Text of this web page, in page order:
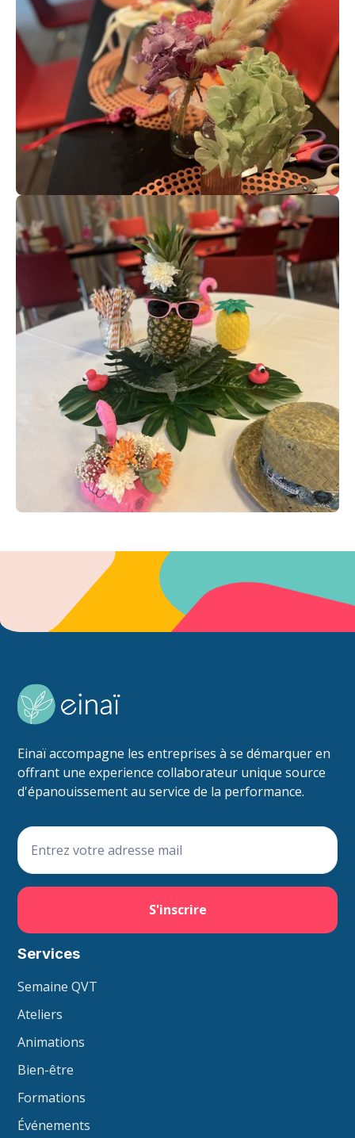
Einaï accompagne les entreprises à se démarquer en
offrant une experience collaborateur unique source
d'épanouissement au service de la performance.
Services
Semaine QVT
Ateliers
Animations
Bien-être
Formations
Événements